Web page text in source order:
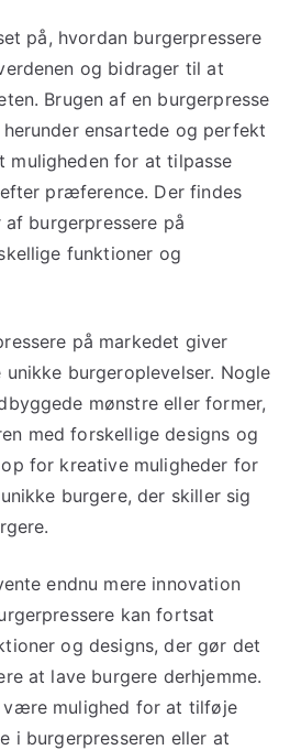
på, hvordan burgerpressere
og bidrager til at
Brugen af en burgerpresse
ensartede og perfekt
muligheden for at tilpasse
præference. Der findes
burgerpressere på
funktioner og
på markedet giver
burgeroplevelser. Nogle
mønstre eller former,
med forskellige designs og
for kreative muligheder for
burgere, der skiller sig
endnu mere innovation
kan fortsat
og designs, der gør det
at lave burgere derhjemme.
være mulighed for at tilføje
i burgerpresseren eller at